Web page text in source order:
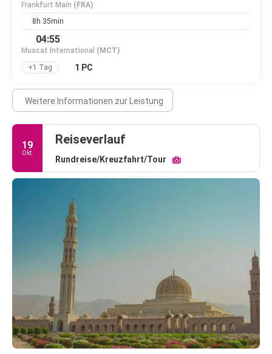
Frankfurt Main (FRA)
8h 35min
04:55
Muscat International (MCT)
+1 Tag
1 PC
Weitere Informationen zur Leistung
19
Okt.
Reiseverlauf
Rundreise/Kreuzfahrt/Tour